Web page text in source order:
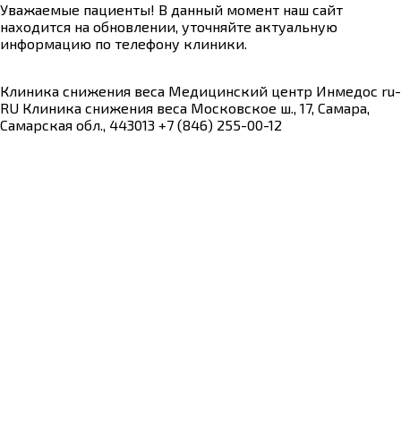
Уважаемые пациенты! В данный момент наш сайт
находится на обновлении, уточняйте актуальную
информацию по телефону клиники.
Клиника снижения веса Медицинский центр Инмедос ru-
RU Клиника снижения веса Московское ш., 17, Самара,
Самарская обл., 443013 +7 (846) 255-00-12